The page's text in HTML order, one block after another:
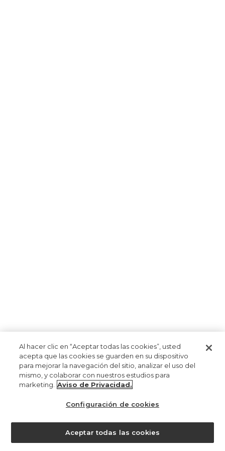
Al hacer clic en “Aceptar todas las cookies”, usted
acepta que las cookies se guarden en su dispositivo
para mejorar la navegación del sitio, analizar el uso del
mismo, y colaborar con nuestros estudios para
marketing. Aviso de Privacidad.
Configuración de cookies
Aceptar todas las cookies